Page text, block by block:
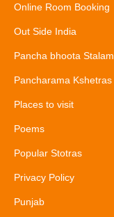
Online Room Booking
Out Side India
Pancha bhoota Stalam
Pancharama Kshetras
Places to visit
Poems
Popular Stotras
Privacy Policy
Punjab